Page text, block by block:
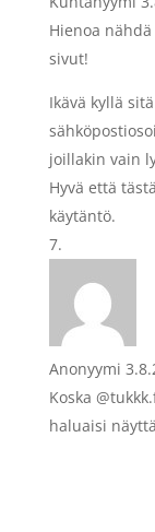
Hienoa
sivut!
Ikävä kyllä
joillakin vain
Hyvä että
käytäntö.
Anonyymi
Koska
haluaisi